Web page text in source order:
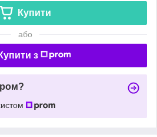
Купити
або
Купити з